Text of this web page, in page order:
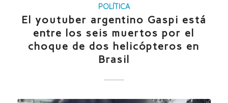
POLÍTICA
El youtuber argentino Gaspi está
entre los seis muertos por el
choque de dos helicópteros en
Brasil